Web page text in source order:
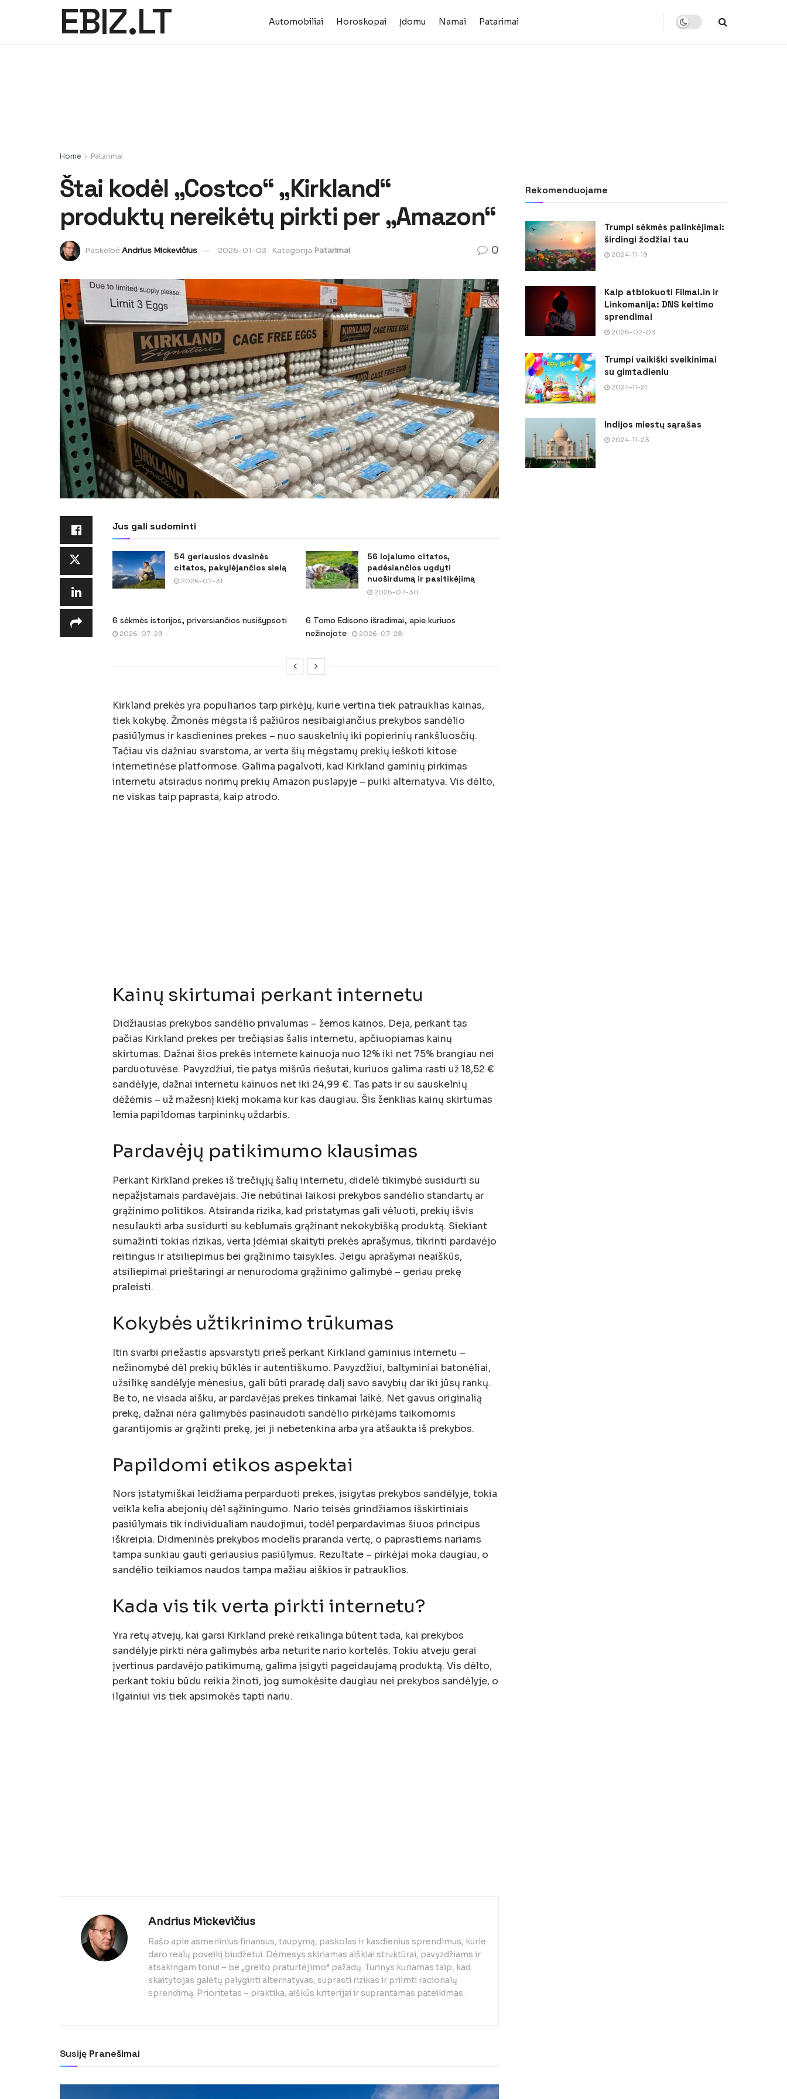
EBIZ.LT Automobiliai Horoskopai Įdomu Namai Patarimai
Home Patarimai
Štai kodėl „Costco“ „Kirkland“
produktų nereikėtų pirkti per „Amazon“
PaskelbėAndrius Mickevičius 2026-01-03 Kategorija Patarimai 0
Jus gali sudominti
54 geriausios dvasinės
citatos, pakylėjančios sielą
2026-07-31
56 lojalumo citatos,
padėsiančios ugdyti
nuoširdumą ir pasitikėjimą
2026-07-30
6 sėkmės istorijos, priversiančios nusišypsoti
2026-07-29
6 Tomo Edisono išradimai, apie kuriuos
nežinojote
2026-07-28
Kirkland prekės yra populiarios tarp pirkėjų, kurie vertina tiek patrauklias kainas,
tiek kokybę. Žmonės mėgsta iš pažiūros nesibaigiančius prekybos sandėlio
pasiūlymus ir kasdienines prekes – nuo sauskelnių iki popierinių rankšluosčių.
Tačiau vis dažniau svarstoma, ar verta šių mėgstamų prekių ieškoti kitose
internetinėse platformose. Galima pagalvoti, kad Kirkland gaminių pirkimas
internetu atsiradus norimų prekių Amazon puslapyje – puiki alternatyva. Vis dėlto,
ne viskas taip paprasta, kaip atrodo.
Kainų skirtumai perkant internetu
Didžiausias prekybos sandėlio privalumas – žemos kainos. Deja, perkant tas
pačias Kirkland prekes per trečiąsias šalis internetu, apčiuopiamas kainų
skirtumas. Dažnai šios prekės internete kainuoja nuo 12% iki net 75% brangiau nei
parduotuvėse. Pavyzdžiui, tie patys mišrūs riešutai, kuriuos galima rasti už 18,52 €
sandėlyje, dažnai internetu kainuos net iki 24,99 €. Tas pats ir su sauskelnių
dėžėmis – už mažesnį kiekį mokama kur kas daugiau. Šis ženklias kainų skirtumas
lemia papildomas tarpininkų uždarbis.
Pardavėjų patikimumo klausimas
Perkant Kirkland prekes iš trečiųjų šalių internetu, didelė tikimybė susidurti su
nepažįstamais pardavėjais. Jie nebūtinai laikosi prekybos sandėlio standartų ar
grąžinimo politikos. Atsiranda rizika, kad pristatymas gali vėluoti, prekių išvis
nesulaukti arba susidurti su keblumais grąžinant nekokybišką produktą. Siekiant
sumažinti tokias rizikas, verta įdėmiai skaityti prekės aprašymus, tikrinti pardavėjo
reitingus ir atsiliepimus bei grąžinimo taisykles. Jeigu aprašymai neaiškūs,
atsiliepimai prieštaringi ar nenurodoma grąžinimo galimybė – geriau prekę
praleisti.
Kokybės užtikrinimo trūkumas
Itin svarbi priežastis apsvarstyti prieš perkant Kirkland gaminius internetu –
nežinomybė dėl prekių būklės ir autentiškumo. Pavyzdžiui, baltyminiai batonėliai,
užsilikę sandėlyje mėnesius, gali būti praradę dalį savo savybių dar iki jūsų rankų.
Be to, ne visada aišku, ar pardavėjas prekes tinkamai laikė. Net gavus originalią
prekę, dažnai nėra galimybės pasinaudoti sandėlio pirkėjams taikomomis
garantijomis ar grąžinti prekę, jei ji nebetenkina arba yra atšaukta iš prekybos.
Papildomi etikos aspektai
Nors įstatymiškai leidžiama perparduoti prekes, įsigytas prekybos sandėlyje, tokia
veikla kelia abejonių dėl sąžiningumo. Nario teisės grindžiamos išskirtiniais
pasiūlymais tik individualiam naudojimui, todėl perpardavimas šiuos principus
iškreipia. Didmeninės prekybos modelis praranda vertę, o paprastiems nariams
tampa sunkiau gauti geriausius pasiūlymus. Rezultate – pirkėjai moka daugiau, o
sandėlio teikiamos naudos tampa mažiau aiškios ir patrauklios.
Kada vis tik verta pirkti internetu?
Yra retų atvejų, kai garsi Kirkland prekė reikalinga būtent tada, kai prekybos
sandėlyje pirkti nėra galimybės arba neturite nario kortelės. Tokiu atveju gerai
įvertinus pardavėjo patikimumą, galima įsigyti pageidaujamą produktą. Vis dėlto,
perkant tokiu būdu reikia žinoti, jog sumokėsite daugiau nei prekybos sandėlyje, o
ilgainiui vis tiek apsimokės tapti nariu.
Andrius Mickevičius
Rašo apie asmeninius finansus, taupymą, paskolas ir kasdienius sprendimus, kurie
daro realų poveikį biudžetui. Dėmesys skiriamas aiškiai struktūrai, pavyzdžiams ir
atsakingam tonui – be „greito praturtėjimo“ pažadų. Turinys kuriamas taip, kad
skaitytojas galėtų palyginti alternatyvas, suprasti rizikas ir priimti racionalų
sprendimą. Prioritetas – praktika, aiškūs kriterijai ir suprantamas pateikimas.
Susiję Pranešimai
Rekomenduojame
Trumpi sėkmės palinkėjimai:
širdingi žodžiai tau
2024-11-19
Kaip atblokuoti Filmai.in ir
Linkomanija: DNS keitimo
sprendimai
2026-02-03
Trumpi vaikiški sveikinimai
su gimtadieniu
2024-11-21
Indijos miestų sąrašas
2024-11-23